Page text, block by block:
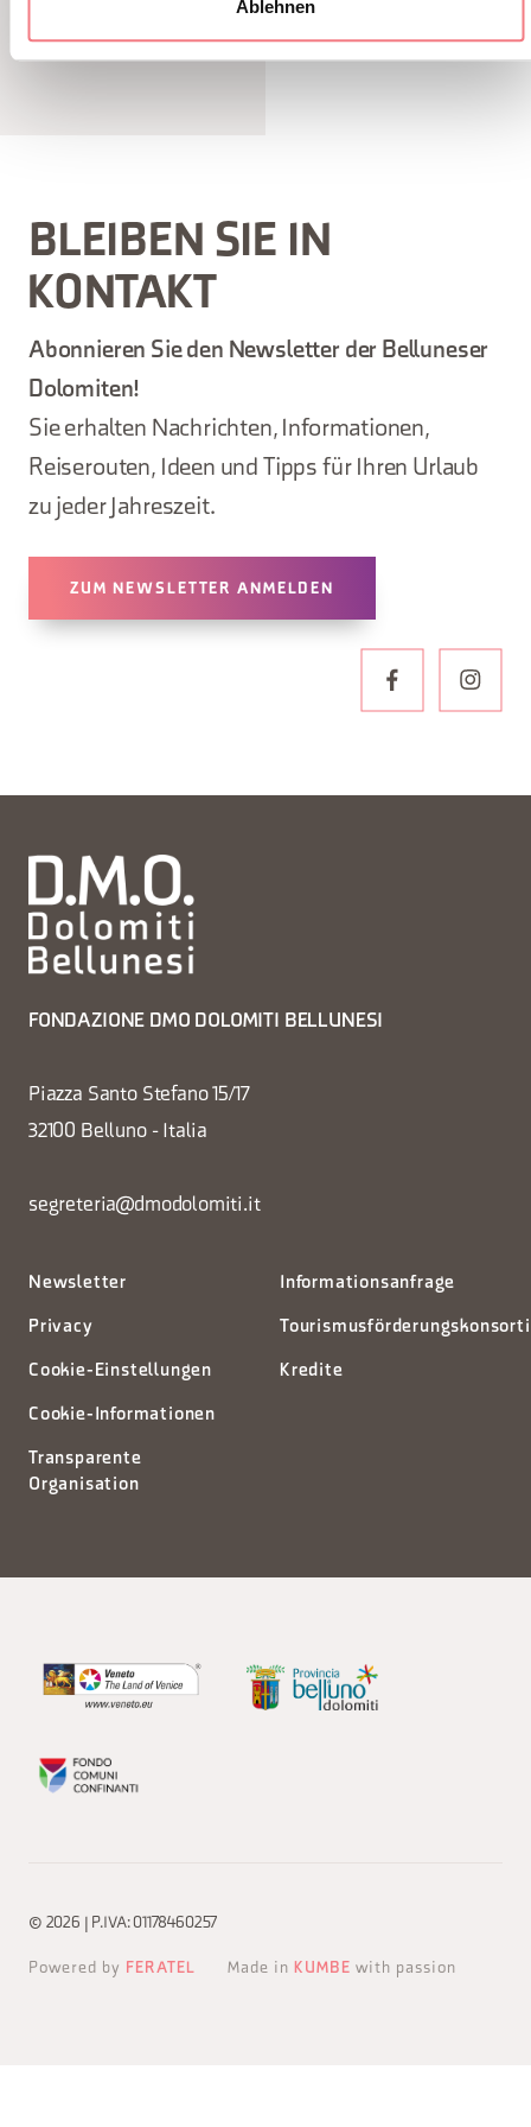
Ablehnen
BLEIBEN SIE IN
KONTAKT
Abonnieren Sie den Newsletter der Belluneser
Dolomiten!
Sie erhalten Nachrichten, Informationen,
Reiserouten, Ideen und Tipps für Ihren Urlaub
zu jeder Jahreszeit.
ZUM NEWSLETTER ANMELDEN
FONDAZIONE DMO DOLOMITI BELLUNESI
Piazza Santo Stefano 15/17
32100 Belluno - Italia
segreteria@dmodolomiti.it
Newsletter
Privacy
Cookie-Einstellungen
Cookie-Informationen
Transparente
Organisation
Informationsanfrage
Kredite
© 2026 | P.IVA: 01178460257
Powered by FERATEL Made in KUMBE with passion